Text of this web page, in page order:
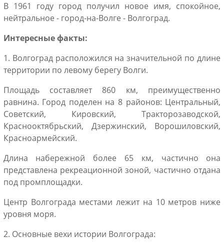
В 1961 году город получил новое имя, спокойное,
нейтральное - город-на-Волге - Волгоград.
Интересные факты:
1. Волгоград расположился на значительной по длине
территории по левому берегу Волги.
Площадь составляет 860 км, преимущественно
равнина. Город поделен на 8 районов: Центральный,
Советский, Кировский, Тракторозаводской,
Краснооктябрьский, Дзержинский, Ворошиловский,
Красноармейский.
Длина набережной более 65 км, частично она
представлена рекреационной зоной, частично отдана
под промплощадки.
Центр Волгограда местами лежит на 10 метров ниже
уровня моря.
2. Основные вехи истории Волгограда: